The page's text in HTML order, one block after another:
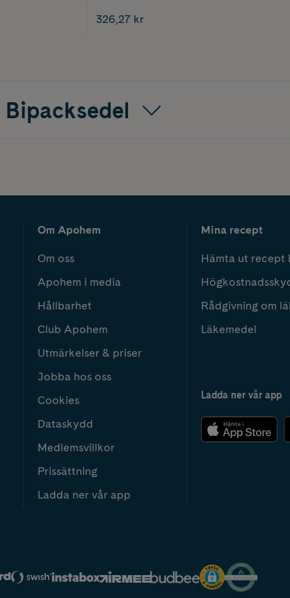
326,27 kr
Bipacksedel
Om Apohem
Om oss
Apohem i media
Hållbarhet
Club Apohem
Utmärkelser & priser
Jobba hos oss
Cookies
Dataskydd
Medlemsvillkor
Prissättning
Ladda ner vår app
Mina recept
Hämta ut recept
Rådgivning om
Läkemedel
Ladda ner vår app